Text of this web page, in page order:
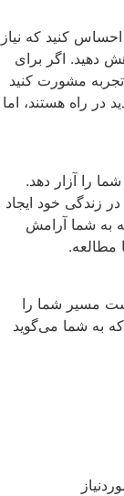
کنید که نیاز
دهید. اگر برای
مشورت کنید
در راه هستند، اما
را آزار دهد.
زندگی خود ایجاد
به شما آرامش
مطالعه.
مسیر شما را
که به شما می‌گوید